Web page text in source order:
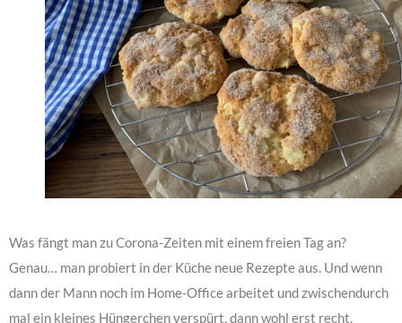
Was fängt man zu Corona-Zeiten mit einem freien Tag an?
Genau… man probiert in der Küche neue Rezepte aus. Und wenn
dann der Mann noch im Home-Office arbeitet und zwischendurch
mal ein kleines Hüngerchen verspürt, dann wohl erst recht.